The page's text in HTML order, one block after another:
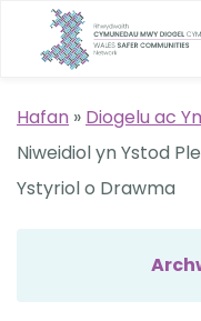
Hafan » Diogelu ac
Niweidiol yn Ystod
Ystyriol o Drawma